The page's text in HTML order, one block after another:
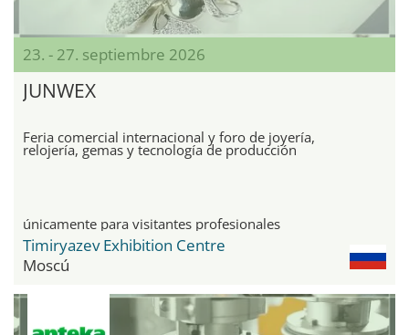
23. - 27. septiembre 2026
JUNWEX
Feria comercial internacional y foro de joyería,
relojería, gemas y tecnología de producción
únicamente para visitantes profesionales
Timiryazev Exhibition Centre
Moscú